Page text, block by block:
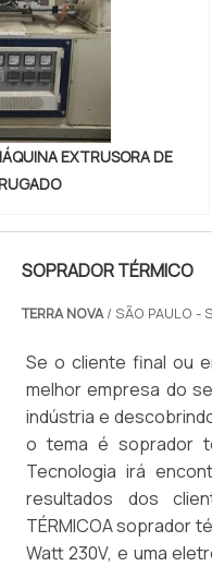
EXTRUSORA DE
SOPRADOR TÉRMICO
TERRA NOVA/ SÃO PAULO -
Se o cliente final ou
melhor empresa do
indústria e
o tema é soprador
Tecnologia irá
resultados dos
TÉRMICOA soprador
Watt 230V, e uma